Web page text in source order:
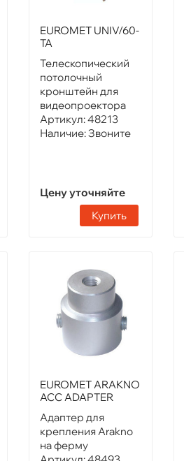
EUROMET UNIV/60-
TA
Телескопический
потолочный
кронштейн для
видеопроектора
Артикул:48213
Наличие:Звоните
Цену уточняйте
Купить
EUROMET ARAKNO
ACC ADAPTER
Адаптер для
крепления Arakno
на ферму